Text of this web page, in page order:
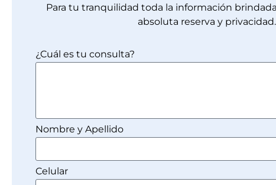
Para tu tranquilidad toda la información
absoluta reserva y privacidad.
¿Cuál es tu consulta?
Nombre y Apellido
Celular